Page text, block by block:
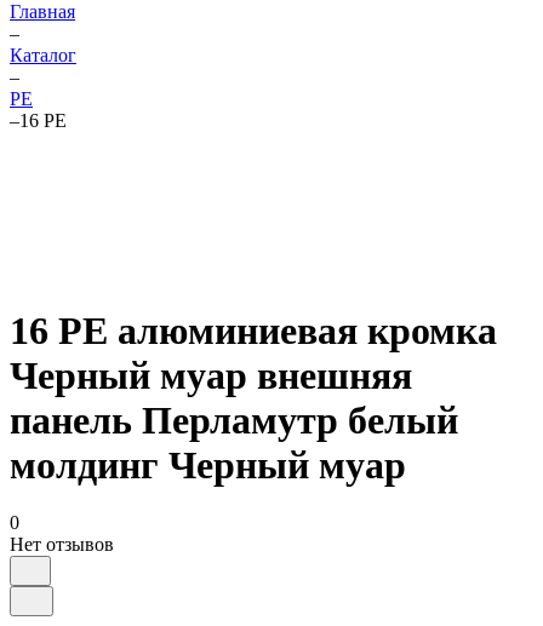
Главная
–
Каталог
–
PE
–16 PE
16 PE алюминиевая кромка
Черный муар внешняя
панель Перламутр белый
молдинг Черный муар
0
Нет отзывов